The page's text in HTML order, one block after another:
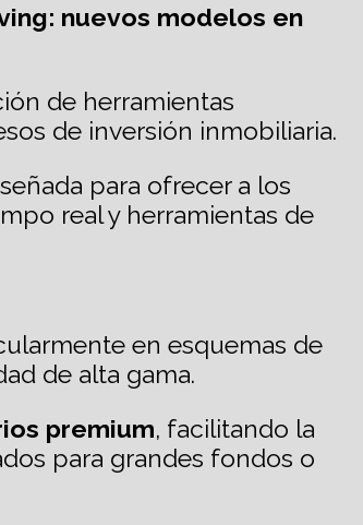
nuevos modelos en
de herramientas
de inversión inmobiliaria.
para ofrecer a los
real y herramientas de
en esquemas de
de alta gama.
premium, facilitando la
para grandes fondos o